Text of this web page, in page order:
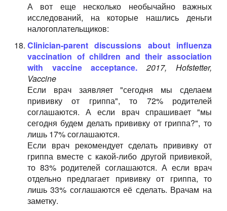
А вот еще несколько необычайно важных
исследований, на которые нашлись деньги
налогоплательщиков:
Clinician-parent discussions about inﬂuenza
vaccination of children and their association
with vaccine acceptance.
2017, Hofstetter,
Vaccine
Если врач заявляет "сегодня мы сделаем
прививку от гриппа", то 72% родителей
соглашаются. А если врач спрашивает "мы
сегодня будем делать прививку от гриппа?", то
лишь 17% соглашаются.
Если врач рекомендует сделать прививку от
гриппа вместе с какой-либо другой прививкой,
то 83% родителей соглашаются. А если врач
отдельно предлагает прививку от гриппа, то
лишь 33% соглашаются её сделать. Врачам на
заметку.